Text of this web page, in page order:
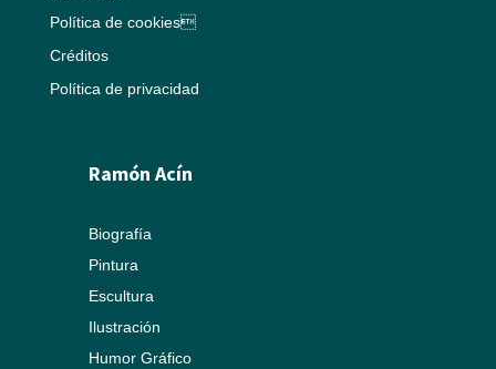
Política de cookies
Créditos
Política de privacidad
Ramón Acín
Biografía
Pintura
Escultura
Ilustración
Humor Gráfico